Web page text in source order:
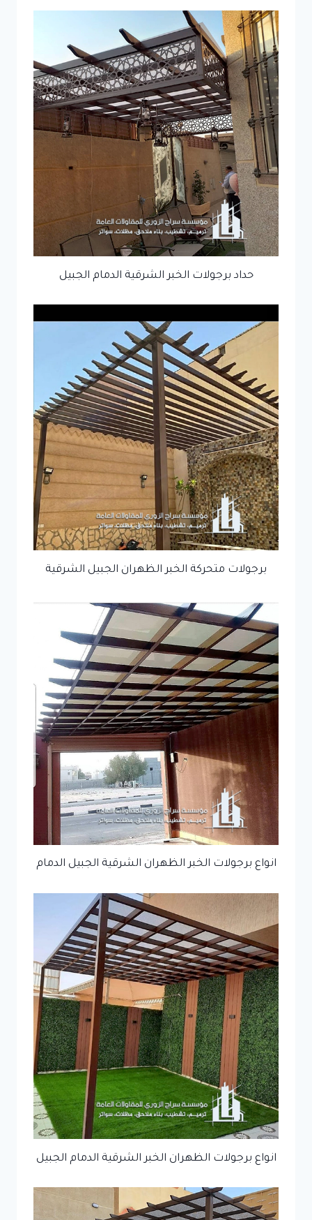
حداد برجولات الخبر الشرقية الدمام الجبيل
برجولات متحركة الخبر الظهران الجبيل الشرقية
انواع برجولات الخبر الظهران الشرقية الجبيل الدمام
انواع برجولات الظهران الخبر الشرقية الدمام الجبيل